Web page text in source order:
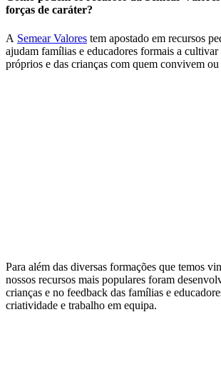
forças de caráter?
A Semear Valores tem apostado em recursos
ajudam famílias e educadores formais a cultivar
próprios e das crianças com quem convivem ou
Para além das diversas formações que temos
nossos recursos mais populares foram
crianças e no feedback das famílias e
criatividade e trabalho em equipa.